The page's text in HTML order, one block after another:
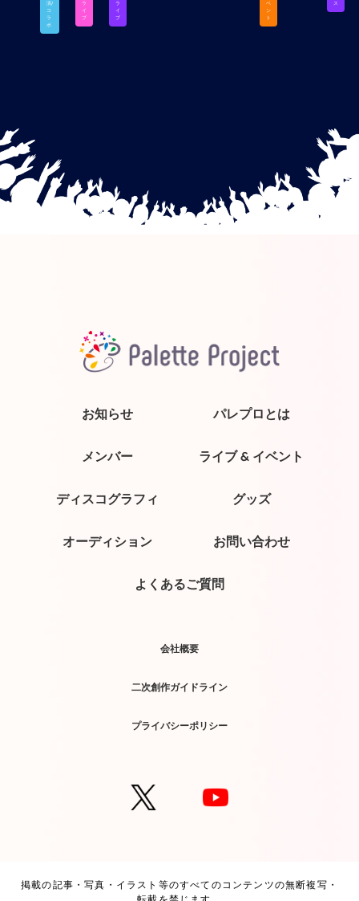
演/
コ
ラ
ボ
ラ
イ
ブ
ラ
イ
ブ
ベ
ン
ト
ス
お知らせ パレプロとは
メンバー ライブ & イベント
ディスコグラフィ グッズ
オーディション お問い合わせ
よくあるご質問
会社概要
二次創作ガイドライン
プライバシーポリシー
掲載の記事・写真・イラスト等のすべてのコンテンツの無断複写・